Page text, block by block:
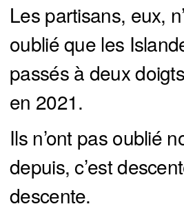
Les partisans, eux,
oublié que les
passés à deux
en 2021.
Ils n’ont pas oublié
depuis, c’est
descente.